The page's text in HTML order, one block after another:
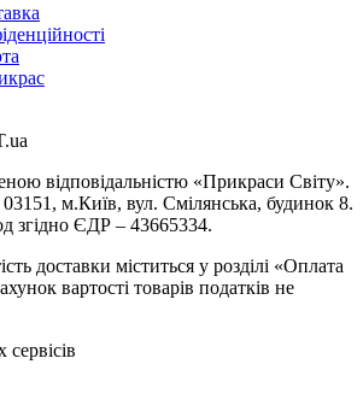
відповідальністю «Прикраси Світу».
м.Київ, вул. Смілянська, будинок 8.
згідно ЄДР – 43665334.
доставки міститься у розділі «Оплата
вартості товарів податків не